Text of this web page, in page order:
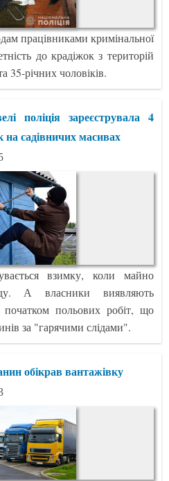
працівниками кримінальної
до крадіжок з територій
35-річних чоловіків.
поліція зареєструвала 4
садівничих масивах
взимку, коли майно
А власники виявляють
польових робіт, що
за "гарячими слідами".
обікрав вантажівку